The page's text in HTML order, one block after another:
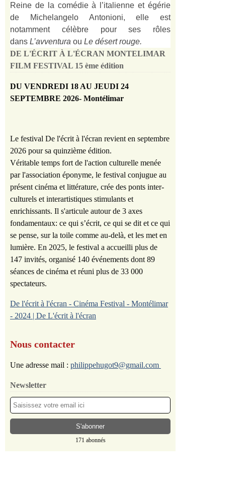
Reine de la comédie à l’italienne et égérie
de Michelangelo Antonioni, elle est
notamment célèbre pour ses rôles
dans L’avventura ou Le désert rouge.
DE L'ÉCRIT À L'ÉCRAN MONTELIMAR
FILM FESTIVAL 15 ème édition
DU VENDREDI 18 AU JEUDI 24
SEPTEMBRE 2026- Montélimar
Le festival De l'écrit à l'écran revient en septembre
2026 pour sa quinzième édition.
Véritable temps fort de l'action culturelle menée
par l'association éponyme, le festival conjugue au
présent cinéma et littérature, crée des ponts inter-
culturels et interartistiques stimulants et
enrichissants. Il s'articule autour de 3 axes
fondamentaux: ce qui s’écrit, ce qui se dit et ce qui
se pense, sur la toile comme au-delà, et les met en
lumière. En 2025, le festival a accueilli plus de
147 invités, organisé 140 événements dont 89
séances de cinéma et réuni plus de 33 000
spectateurs.
De l'écrit à l'écran - Cinéma Festival - Montélimar
- 2024 | De L'écrit à l'écran
Nous contacter
Une adresse mail : philippehugot9@gmail.com
Newsletter
171 abonnés